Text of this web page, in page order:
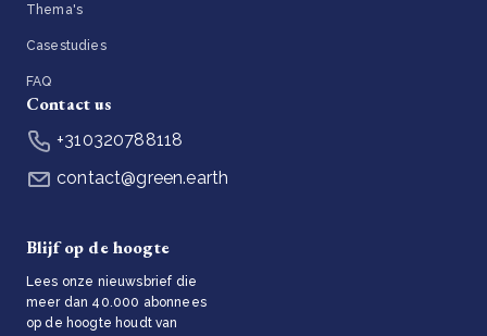
Thema's
Casestudies
FAQ
Contact us
+310320788118
contact@green.earth
Blijf op de hoogte
Lees onze nieuwsbrief die
meer dan 40.000 abonnees
op de hoogte houdt van